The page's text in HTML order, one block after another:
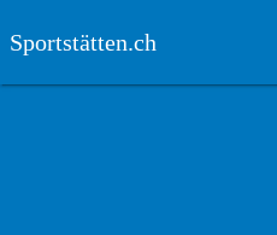
Sportstätten.ch